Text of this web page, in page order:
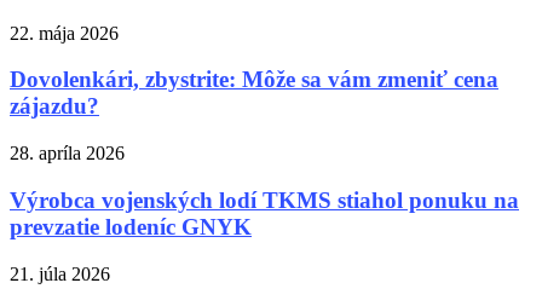
22. mája 2026
Dovolenkári, zbystrite: Môže sa vám zmeniť cena
zájazdu?
28. apríla 2026
Výrobca vojenských lodí TKMS stiahol ponuku na
prevzatie lodeníc GNYK
21. júla 2026